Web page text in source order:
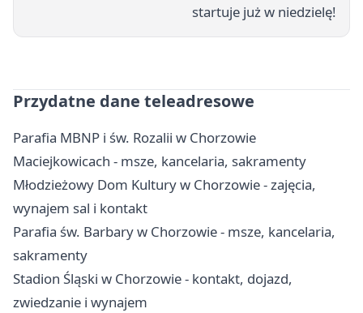
startuje już w niedzielę!
Przydatne dane teleadresowe
Parafia MBNP i św. Rozalii w Chorzowie
Maciejkowicach - msze, kancelaria, sakramenty
Młodzieżowy Dom Kultury w Chorzowie - zajęcia,
wynajem sal i kontakt
Parafia św. Barbary w Chorzowie - msze, kancelaria,
sakramenty
Stadion Śląski w Chorzowie - kontakt, dojazd,
zwiedzanie i wynajem